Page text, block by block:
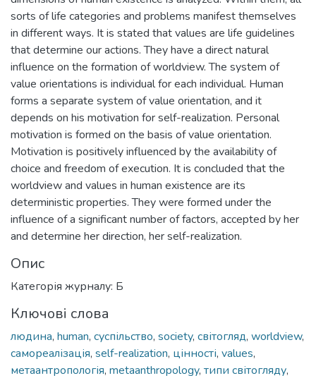
sorts of life categories and problems manifest themselves
in different ways. It is stated that values are life guidelines
that determine our actions. They have a direct natural
influence on the formation of worldview. The system of
value orientations is individual for each individual. Human
forms a separate system of value orientation, and it
depends on his motivation for self-realization. Personal
motivation is formed on the basis of value orientation.
Motivation is positively influenced by the availability of
choice and freedom of execution. It is concluded that the
worldview and values in human existence are its
deterministic properties. They were formed under the
influence of a significant number of factors, accepted by her
and determine her direction, her self-realization.
Опис
Категорія журналу: Б
Ключові слова
людина, human, суспільство, society, світогляд, worldview,
самореалізація, self-realization, цінності, values,
метаантропологія, metaanthropology, типи світогляду,